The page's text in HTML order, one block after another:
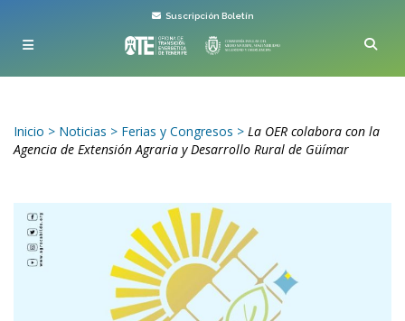
Suscripción Boletín
Inicio > Noticias > Ferias y Congresos > La OER colabora con la
Agencia de Extensión Agraria y Desarrollo Rural de Güímar